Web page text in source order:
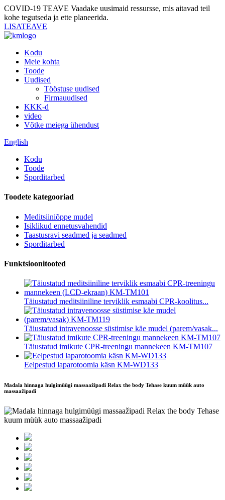
COVID-19 TEAVE Vaadake uusimaid ressursse, mis aitavad teil
kohe tegutseda ja ette planeerida.
LISATEAVE
Kodu
Meie kohta
Toode
Uudised
Tööstuse uudised
Firmauudised
KKK-d
video
Võtke meiega ühendust
English
Kodu
Toode
Sporditarbed
Toodete kategooriad
Meditsiiniõppe mudel
Isiklikud ennetusvahendid
Taastusravi seadmed ja seadmed
Sporditarbed
Funktsioonitooted
Täiustatud meditsiiniline terviklik esmaabi CPR-koolitus...
Täiustatud intravenoosse süstimise käe mudel (parem/vasak...
Täiustatud imikute CPR-treeningu mannekeen KM-TM107
Eelpestud laparotoomia käsn KM-WD133
Madala hinnaga hulgimüügi massaažipadi Relax the body Tehase kuum müük auto
massaažipadi